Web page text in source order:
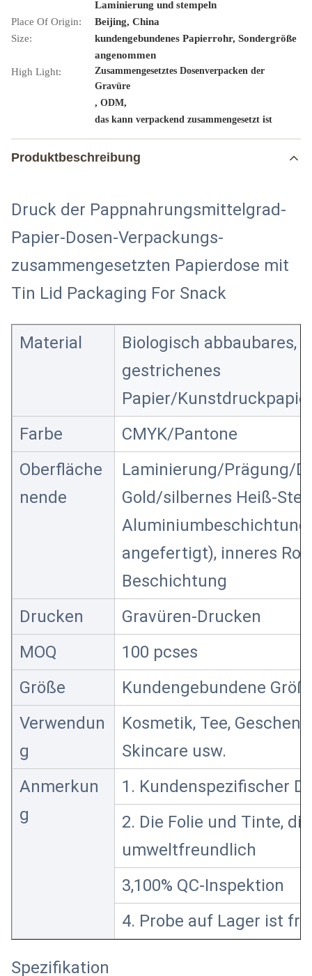
Laminierung und stempeln
Place Of Origin:
Beijing, China
Size:
kundengebundenes Papierrohr, Sondergröße
angenommen
High Light:
Zusammengesetztes Dosenverpacken der
Gravüre
, ODM,
das kann verpackend zusammengesetzt ist
Produktbeschreibung
Druck der Pappnahrungsmittelgrad-
Papier-Dosen-Verpackungs-
zusammengesetzten Papierdose mit
Tin Lid Packaging For Snack
Material
Biologisch abbaubares,
gestrichenes
Papier/
Farbe
CMYK/Pantone
Oberfläche
nende
Laminierung/Prägung/
Gold/silbernes Heiß-
angefertigt), inneres
Beschichtung
Drucken
Gravüren-Drucken
MOQ
100 pcses
Größe
Kundengebundene
Verwendun
g
Kosmetik, Tee,
Skincare usw.
Anmerkun
g
1. Kundenspezifischer
2. Die Folie und Tinte,
umweltfreundlich
3,100% QC-Inspektion
4. Probe auf Lager ist
Spezifikation